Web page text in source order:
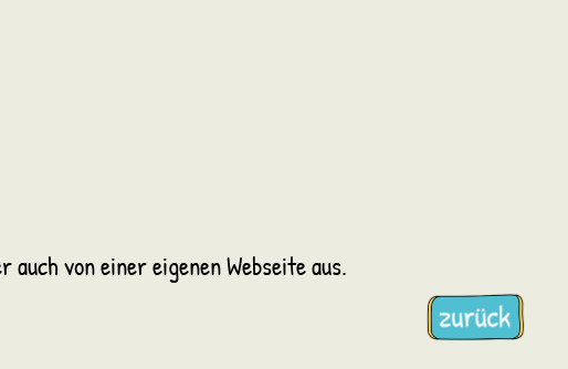
von einer eigenen Webseite aus.